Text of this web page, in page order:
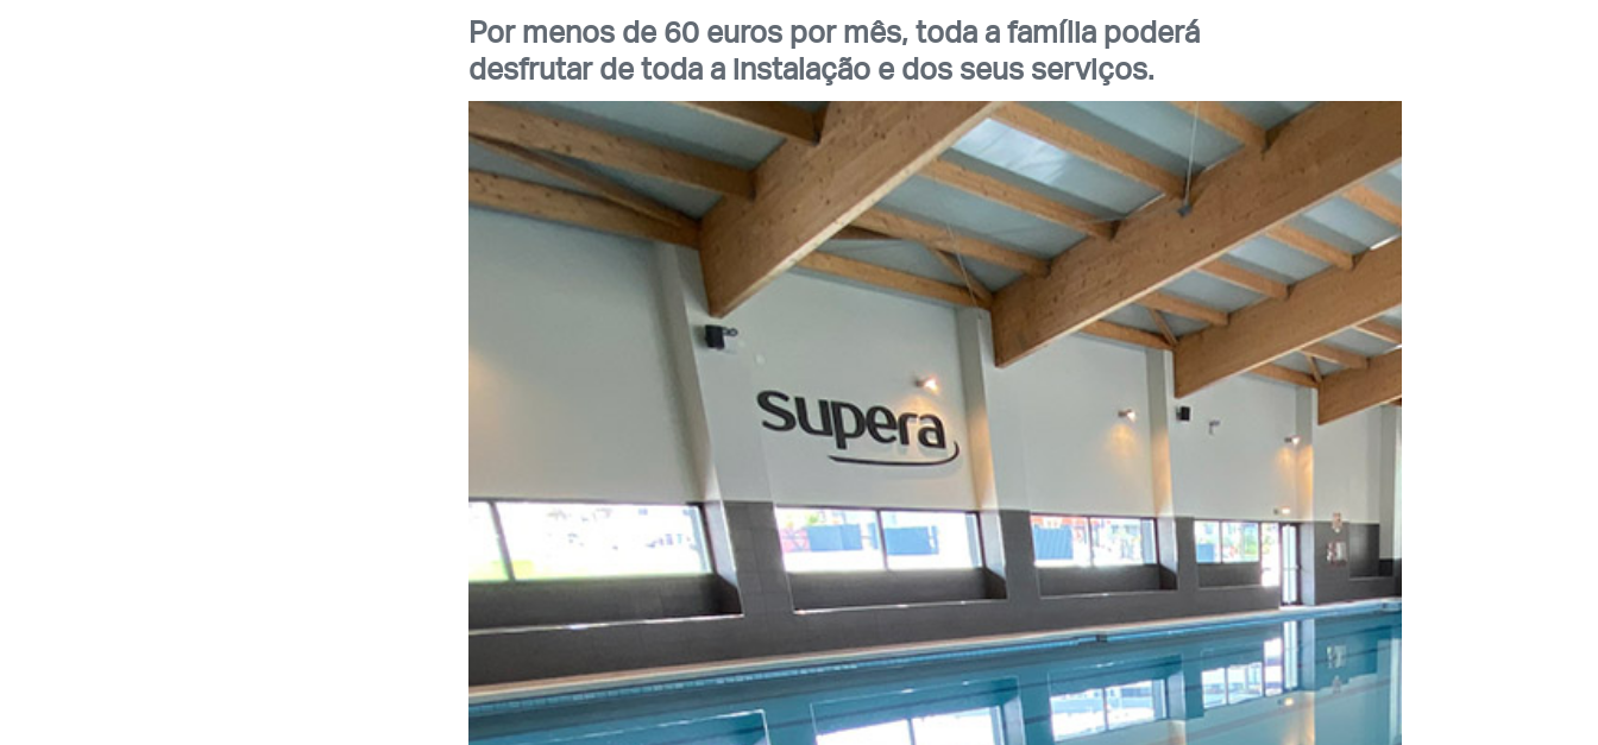
Por menos de 60 euros por mês, toda a família poderá
desfrutar de toda a instalação e dos seus serviços.